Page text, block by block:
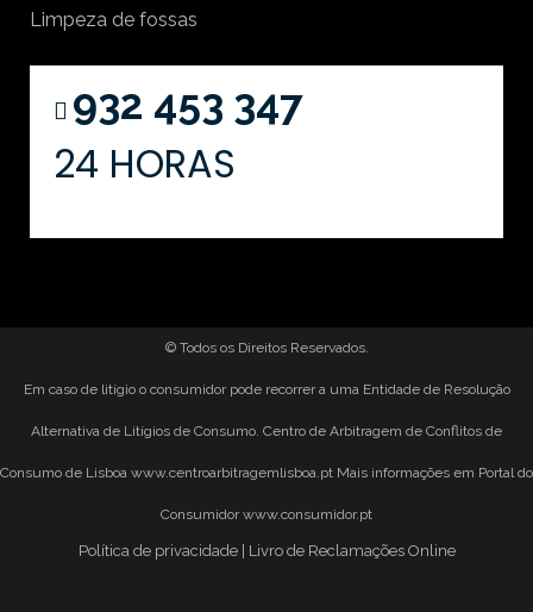
Limpeza de fossas
932 453 347
24 HORAS
© Todos os Direitos Reservados.
Em caso de litígio o consumidor pode recorrer a uma Entidade de Resolução
Alternativa de Litígios de Consumo. Centro de Arbitragem de Conflitos de
Consumo de Lisboa www.centroarbitragemlisboa.pt Mais informações em Portal do
Consumidorwww.consumidor.pt
Política de privacidade| Livro de Reclamações Online